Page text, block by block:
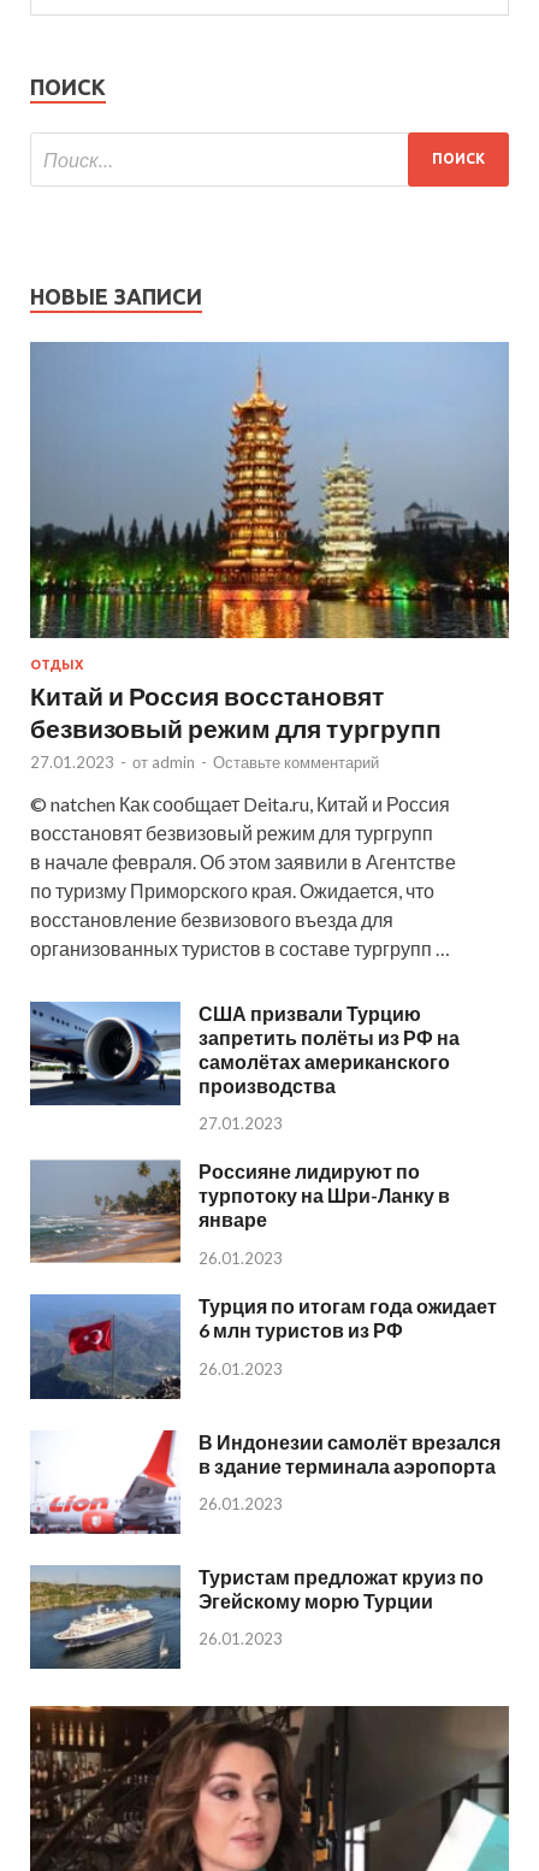
ПОИСК
НОВЫЕ ЗАПИСИ
ОТДЫХ
Китай и Россия восстановят
безвизовый режим для тургрупп
27.01.2023 - от admin - Оставьте комментарий
© natchen Как сообщает Deita.ru, Китай и Россия
восстановят безвизовый режим для тургрупп
в начале февраля. Об этом заявили в Агентстве
по туризму Приморского края. Ожидается, что
восстановление безвизового въезда для
организованных туристов в составе тургрупп …
США призвали Турцию
запретить полёты из РФ на
самолётах американского
производства
27.01.2023
Россияне лидируют по
турпотоку на Шри-Ланку в
январе
26.01.2023
Турция по итогам года ожидает
6 млн туристов из РФ
26.01.2023
В Индонезии самолёт врезался
в здание терминала аэропорта
26.01.2023
Туристам предложат круиз по
Эгейскому морю Турции
26.01.2023